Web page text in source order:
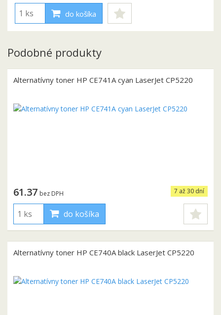
do košíka
Podobné produkty
Alternatívny toner HP CE741A cyan LaserJet CP5220
7 až 30 dní
61.37 bez DPH
do košíka
Alternatívny toner HP CE740A black LaserJet CP5220